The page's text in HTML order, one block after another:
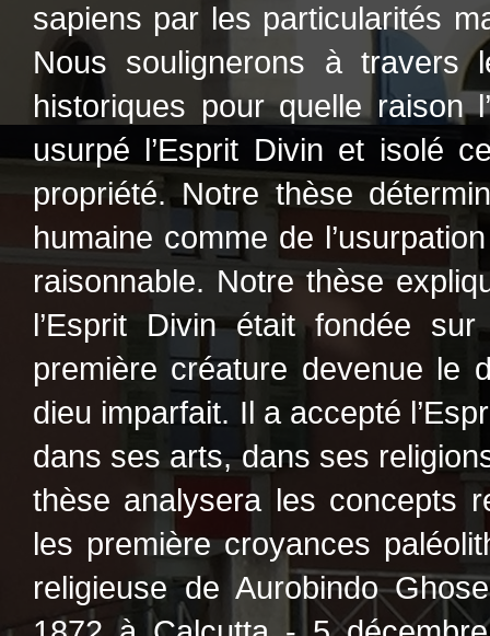
sapiens par les particularités
Nous soulignerons à travers
historiques pour quelle raison
usurpé l’Esprit Divin et isolé
propriété. Notre thèse
humaine comme de
raisonnable. Notre thèse
l’Esprit Divin était fondée
première créature devenue le
dieu imparfait. Il a accepté
dans ses arts, dans ses
thèse analysera les concepts
les première croyances
religieuse de Aurobindo